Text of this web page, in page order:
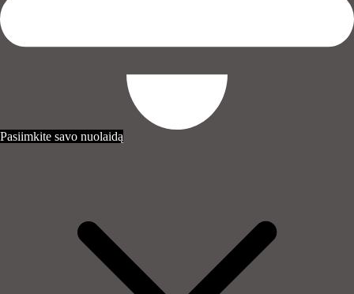
Pasiimkite savo nuolaidą